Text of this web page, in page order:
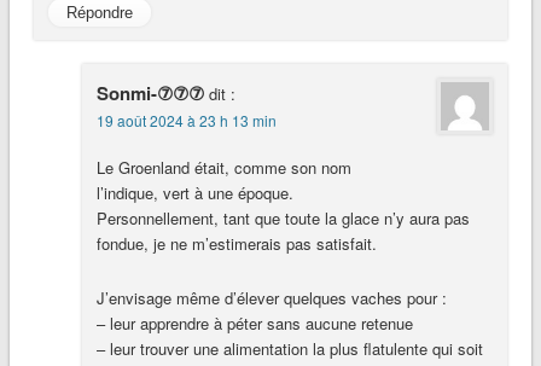
Répondre
Sonmi-⑦⑦⑦ dit :
19 août 2024 à 23 h 13 min
Le Groenland était, comme son nom
l’indique, vert à une époque.
Personnellement, tant que toute la glace n’y aura pas
fondue, je ne m’estimerais pas satisfait.
J’envisage même d’élever quelques vaches pour :
– leur apprendre à péter sans aucune retenue
– leur trouver une alimentation la plus flatulente qui soit